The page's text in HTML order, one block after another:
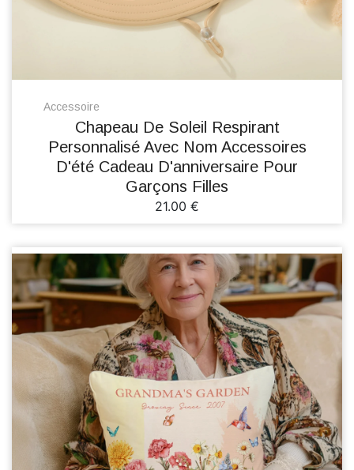
Accessoire
Chapeau De Soleil Respirant
Personnalisé Avec Nom Accessoires
D'été Cadeau D'anniversaire Pour
Garçons Filles
21.00 €